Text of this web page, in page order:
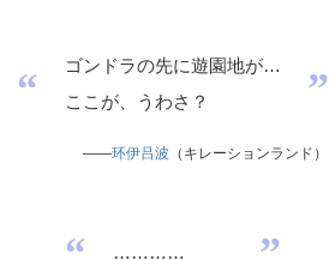
“
ゴンドラの先に遊園地が…
ここが、うわさ？
”
——环伊吕波 （キレーションランド）
…………